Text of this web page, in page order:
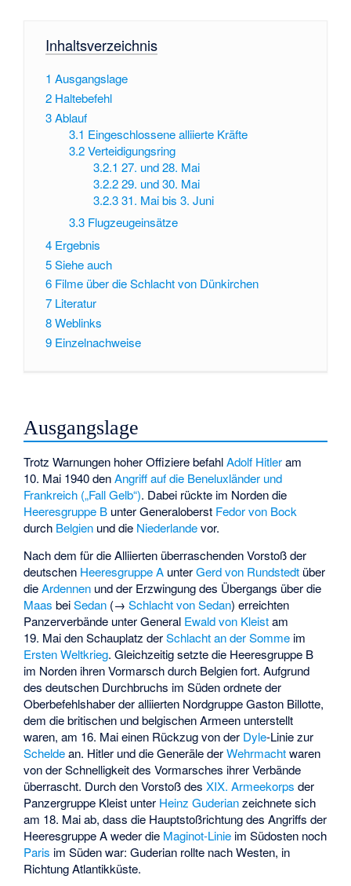
Inhaltsverzeichnis
1 Ausgangslage
2 Haltebefehl
3Ablauf
3.1 Eingeschlossene alliierte Kräfte
3.2 Verteidigungsring
3.2.1 27. und 28. Mai
3.2.2 29. und 30. Mai
3.2.3 31. Mai bis 3. Juni
3.3 Flugzeugeinsätze
4 Ergebnis
5Siehe auch
6 Filme über die Schlacht von Dünkirchen
7 Literatur
8Weblinks
9 Einzelnachweise
Ausgangslage
Trotz Warnungen hoher Offiziere befahlAdolf Hitleram
10. Mai 1940 denAngriff auf die Beneluxländer und
Frankreich („Fall Gelb“). Dabei rückte im Norden die
Heeresgruppe B unter Generaloberst Fedor von Bock
durch Belgien und die Niederlandevor.
Nach dem für die Alliierten überraschenden Vorstoß der
deutschen Heeresgruppe A unterGerd von Rundstedt über
dieArdennen und der Erzwingung des Übergangs über die
Maas beiSedan (→Schlacht von Sedan) erreichten
Panzerverbände unter General Ewald von Kleistam
19. Mai den Schauplatz derSchlacht an der Somme im
Ersten Weltkrieg. Gleichzeitig setzte die Heeresgruppe B
im Norden ihren Vormarsch durch Belgien fort. Aufgrund
des deutschen Durchbruchs im Süden ordnete der
Oberbefehlshaber der alliierten NordgruppeGaston Billotte,
dem die britischen und belgischen Armeen unterstellt
waren, am 16. Mai einen Rückzug von der Dyle-Linie zur
Scheldean. Hitler und die Generäle derWehrmachtwaren
von der Schnelligkeit des Vormarsches ihrer Verbände
überrascht. Durch den Vorstoß desXIX. Armeekorps der
Panzergruppe Kleist unter Heinz Guderianzeichnete sich
am 18. Mai ab, dass die Hauptstoßrichtung des Angriffs der
Heeresgruppe A weder die Maginot-Linie im Südosten noch
Paris im Süden war: Guderian rollte nach Westen, in
Richtung Atlantikküste.